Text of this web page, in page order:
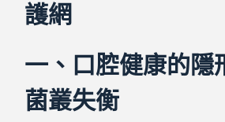
護網
一、口腔健康的隱
菌叢失衡